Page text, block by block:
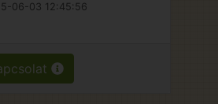
06-03 12:45:56